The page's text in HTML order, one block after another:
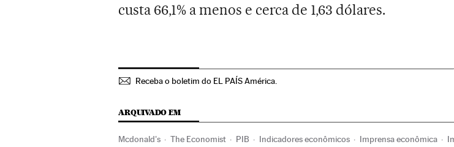
custa 66,1% a menos e cerca de 1,63 dólares.
Receba o boletim do EL PAÍS América.
ARQUIVADO EM
Mcdonald's The Economist PIB Indicadores econômicos Imprensa econômica